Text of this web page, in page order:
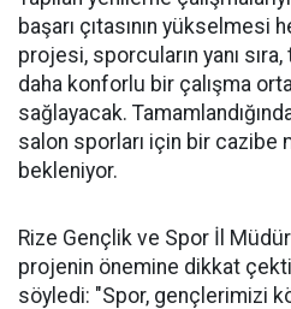
başarı çıtasının yükselmesi
projesi, sporcuların yanı
daha konforlu bir çalışma
sağlayacak.
salon sporları için bir cazibe
bekleniyor.
Rize Gençlik ve Spor İl
projenin önemine dikkat
söyledi: "Spor, gençlerimizi